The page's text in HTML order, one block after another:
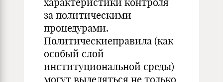
за политическими
процедурами.
Политическиеправила (как
особый слой
институциональной среды)
могут выделяться не только